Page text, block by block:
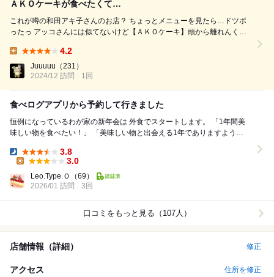
ＡＫＯケーキが食べたくて…
これが噂の和田アキ子さんのお店？ ちょっとメニューを見たら…ドツボ
ったっ アッコさんには似てないけど【ＡＫＯケーキ】頭から離れんくな
階…案内看板で難なく発見 入り口のドア…アッコさんの足跡らしき前に
両足を揃えてアッコさんの手...
4.2
Juuuuu （231）
2024/12 訪問
1回
食べログアプリから予約して行きました
恒例になっているわが家の新年会は 外食でスタートします。 「1年間美
味しい物を食べたい！」 「美味しい物と出会える1年でありますよう
Dinner:
3.8
3.0
Leo.Type.Ｏ
（69）
2026/01 訪問
3回
口コミをもっと見る（107人）
店舗情報（詳細） 修正
アクセス 住所を修正